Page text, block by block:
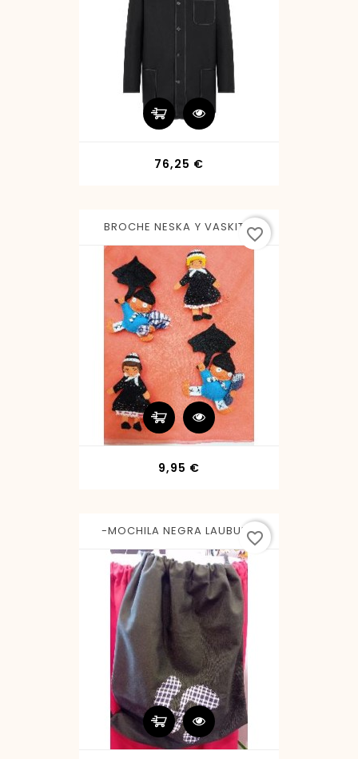
76,25 €Precio
BROCHE NESKA Y VASKITO
9,95 €Precio
favorite_border
-MOCHILA NEGRA LAUBURUfavorite_border